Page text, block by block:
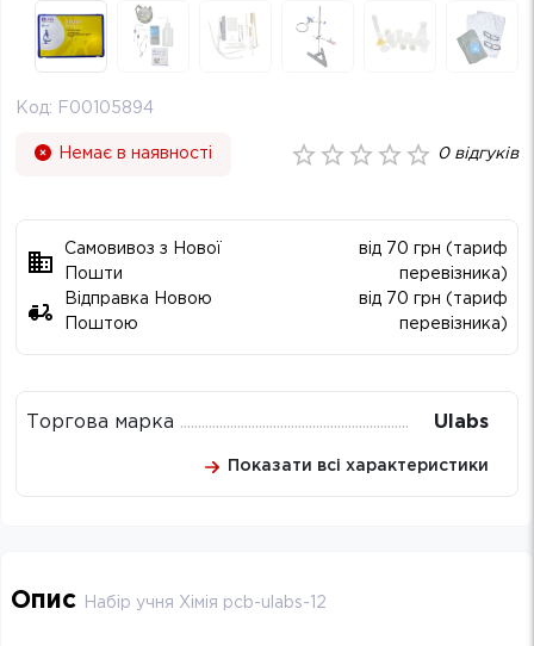
Код: F00105894
Немає в наявності 0відгуків
Самовивоз з Нової
Пошти
від 70 грн (тариф
перевізника)
Відправка Новою
Поштою
від 70 грн (тариф
перевізника)
Торгова марка Ulabs
Показати всі характеристики
Опис Набір учня Хімія pcb-ulabs-12